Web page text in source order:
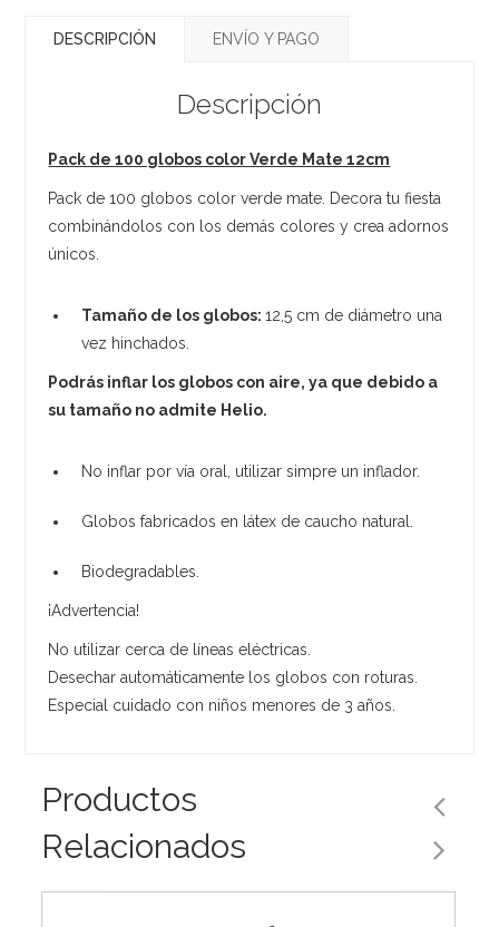
DESCRIPCIÓN ENVÍO Y PAGO
Descripción
Pack de 100 globos color Verde Mate 12cm
Pack de 100 globos color verde mate. Decora tu fiesta
combinándolos con los demás colores y crea adornos
únicos.
Tamaño de los globos:12,5 cm de diámetro una
vez hinchados.
Podrás inflar los globos con aire, ya que debido a
su tamaño no admite Helio.
No inflar por vía oral, utilizar simpre un inflador.
Globos fabricados en látex de caucho natural.
Biodegradables.
¡Advertencia!
No utilizar cerca de líneas eléctricas.
Desechar automáticamente los globos con roturas.
Especial cuidado con niños menores de 3 años.
Productos
Relacionados